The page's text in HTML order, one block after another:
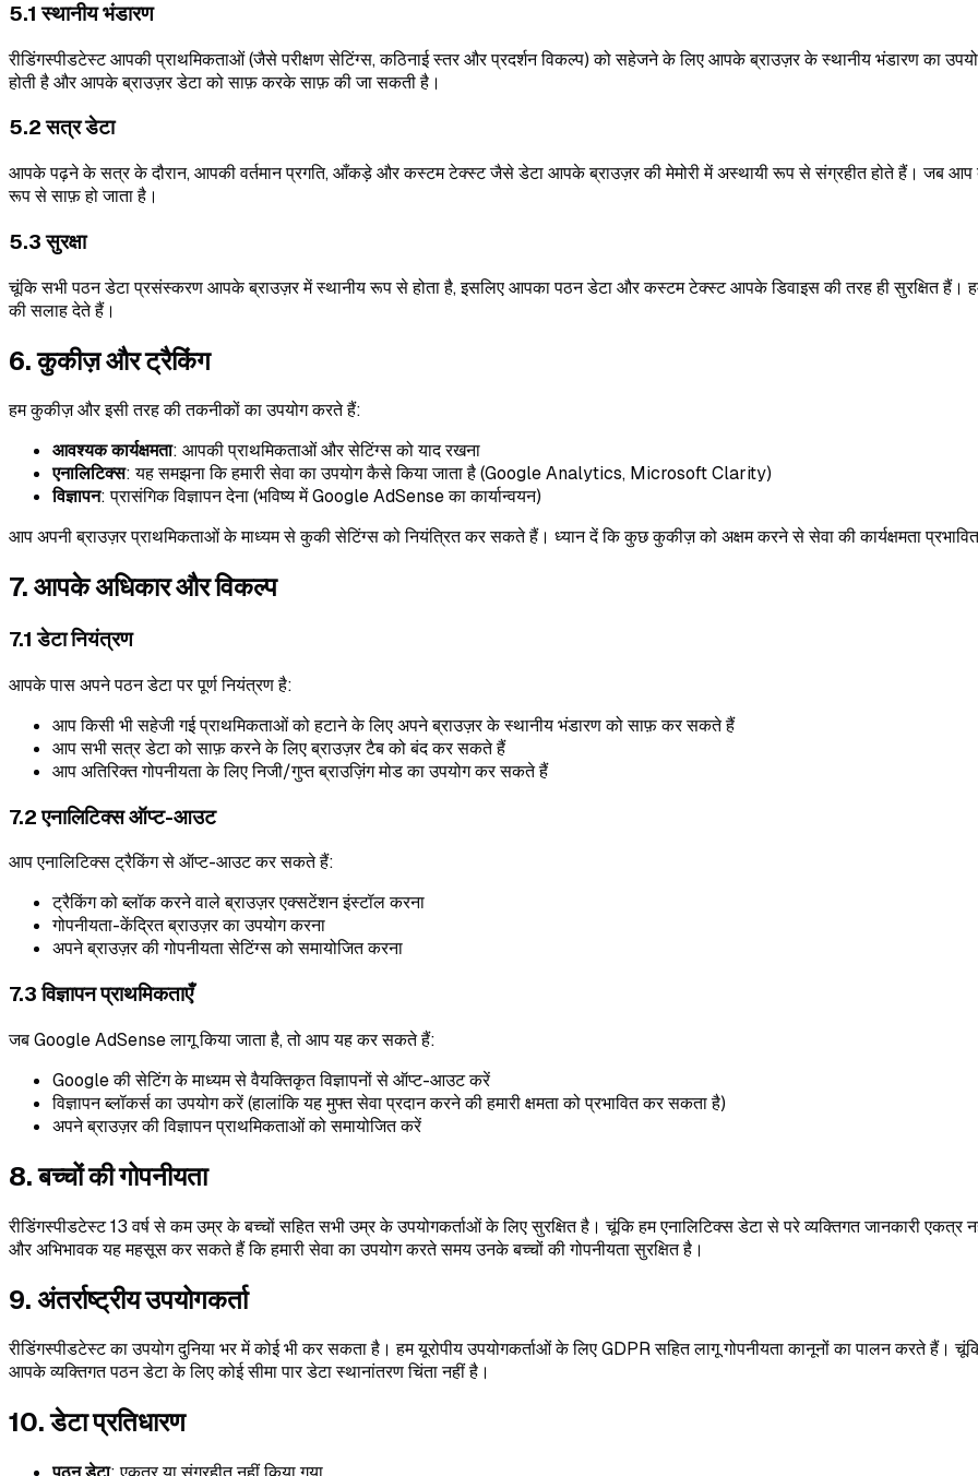
5.1 स्थानीय भंडारण
रीडिंगस्पीडटेस्ट आपकी प्राथमिकताओं (जैसे परीक्षण सेटिंग्स, कठिनाई स्तर और प्रदर्शन विकल्प) को सहेजने के लिए आपके ब्राउज़र के स्थानीय भंडारण का
होती है और आपके ब्राउज़र डेटा को साफ़ करके साफ़ की जा सकती है।
5.2 सत्र डेटा
आपके पढ़ने के सत्र के दौरान, आपकी वर्तमान प्रगति, आँकड़े और कस्टम टेक्स्ट जैसे डेटा आपके ब्राउज़र की मेमोरी में अस्थायी रूप से संग्रहीत होते हैं। जब आप
रूप से साफ़ हो जाता है।
5.3 सुरक्षा
चूंकि सभी पठन डेटा प्रसंस्करण आपके ब्राउज़र में स्थानीय रूप से होता है, इसलिए आपका पठन डेटा और कस्टम टेक्स्ट आपके डिवाइस की तरह ही सुरक्षित
की सलाह देते हैं।
6. कुकीज़ और ट्रैकिंग
हम कुकीज़ और इसी तरह की तकनीकों का उपयोग करते हैं:
आवश्यक कार्यक्षमता: आपकी प्राथमिकताओं और सेटिंग्स को याद रखना
एनालिटिक्स: यह समझना कि हमारी सेवा का उपयोग कैसे किया जाता है (Google Analytics, Microsoft Clarity)
विज्ञापन: प्रासंगिक विज्ञापन देना (भविष्य में Google AdSense का कार्यान्वयन)
आप अपनी ब्राउज़र प्राथमिकताओं के माध्यम से कुकी सेटिंग्स को नियंत्रित कर सकते हैं। ध्यान दें कि कुछ कुकीज़ को अक्षम करने से सेवा की कार्यक्षमता
7. आपके अधिकार और विकल्प
7.1 डेटा नियंत्रण
आपके पास अपने पठन डेटा पर पूर्ण नियंत्रण है:
आप किसी भी सहेजी गई प्राथमिकताओं को हटाने के लिए अपने ब्राउज़र के स्थानीय भंडारण को साफ़ कर सकते हैं
आप सभी सत्र डेटा को साफ़ करने के लिए ब्राउज़र टैब को बंद कर सकते हैं
आप अतिरिक्त गोपनीयता के लिए निजी/गुप्त ब्राउज़िंग मोड का उपयोग कर सकते हैं
7.2 एनालिटिक्स ऑप्ट-आउट
आप एनालिटिक्स ट्रैकिंग से ऑप्ट-आउट कर सकते हैं:
ट्रैकिंग को ब्लॉक करने वाले ब्राउज़र एक्सटेंशन इंस्टॉल करना
गोपनीयता-केंद्रित ब्राउज़र का उपयोग करना
अपने ब्राउज़र की गोपनीयता सेटिंग्स को समायोजित करना
7.3 विज्ञापन प्राथमिकताएँ
जब Google AdSense लागू किया जाता है, तो आप यह कर सकते हैं:
Google की सेटिंग के माध्यम से वैयक्तिकृत विज्ञापनों से ऑप्ट-आउट करें
विज्ञापन ब्लॉकर्स का उपयोग करें (हालांकि यह मुफ्त सेवा प्रदान करने की हमारी क्षमता को प्रभावित कर सकता है)
अपने ब्राउज़र की विज्ञापन प्राथमिकताओं को समायोजित करें
8. बच्चों की गोपनीयता
रीडिंगस्पीडटेस्ट 13 वर्ष से कम उम्र के बच्चों सहित सभी उम्र के उपयोगकर्ताओं के लिए सुरक्षित है। चूंकि हम एनालिटिक्स डेटा से परे व्यक्तिगत जानकारी एकत्र
और अभिभावक यह महसूस कर सकते हैं कि हमारी सेवा का उपयोग करते समय उनके बच्चों की गोपनीयता सुरक्षित है।
9. अंतर्राष्ट्रीय उपयोगकर्ता
रीडिंगस्पीडटेस्ट का उपयोग दुनिया भर में कोई भी कर सकता है। हम यूरोपीय उपयोगकर्ताओं के लिए GDPR सहित लागू गोपनीयता कानूनों का पालन करते
आपके व्यक्तिगत पठन डेटा के लिए कोई सीमा पार डेटा स्थानांतरण चिंता नहीं है।
10. डेटा प्रतिधारण